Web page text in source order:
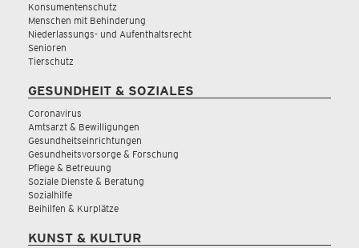
Konsumentenschutz
Menschen mit Behinderung
Niederlassungs- und Aufenthaltsrecht
Senioren
Tierschutz
GESUNDHEIT & SOZIALES
Coronavirus
Amtsarzt & Bewilligungen
Gesundheitseinrichtungen
Gesundheitsvorsorge & Forschung
Pflege & Betreuung
Soziale Dienste & Beratung
Sozialhilfe
Beihilfen & Kurplätze
KUNST & KULTUR